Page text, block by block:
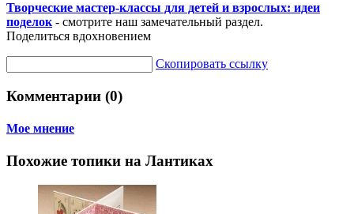
Творческие мастер-классы для детей и взрослых: идеи
поделок - смотрите наш замечательный раздел.
Поделиться вдохновением
Скопировать ссылку
Комментарии (0)
Мое мнение
Похожие топики на Лантиках